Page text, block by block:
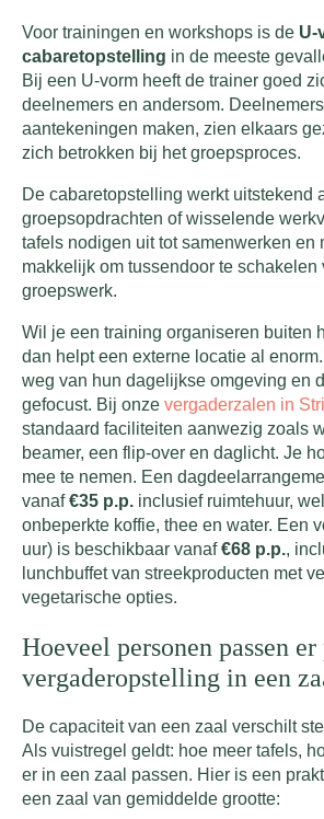
Voor trainingen en workshops is de U-
cabaretopstelling in de meeste
Bij een U-vorm heeft de trainer goed
deelnemers en andersom.
aantekeningen maken, zien elkaars
zich betrokken bij het groepsproces.
De cabaretopstelling werkt uitstekend
groepsopdrachten of wisselende
tafels nodigen uit tot samenwerken en
makkelijk om tussendoor te schakelen
groepswerk.
Wil je een training organiseren buiten
dan helpt een externe locatie al
weg van hun dagelijkse omgeving en
gefocust. Bij onze vergaderzalen in
standaard faciliteiten aanwezig zoals
beamer, een flip-over en daglicht. Je
mee te nemen. Een
vanaf€35 p.p. inclusief ruimtehuur,
onbeperkte koffie, thee en water. Een
uur) is beschikbaar vanaf€68 p.p.,
lunchbuffet van streekproducten met
vegetarische opties.
Hoeveel personen passen er
vergaderopstelling in een
De capaciteit van een zaal verschilt
Als vuistregel geldt: hoe meer tafels,
er in een zaal passen. Hier is een
een zaal van gemiddelde grootte: